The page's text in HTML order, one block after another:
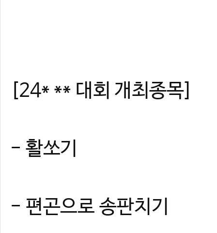
[24* ** 대회 개최종목]
- 활쏘기
- 편곤으로 송판치기